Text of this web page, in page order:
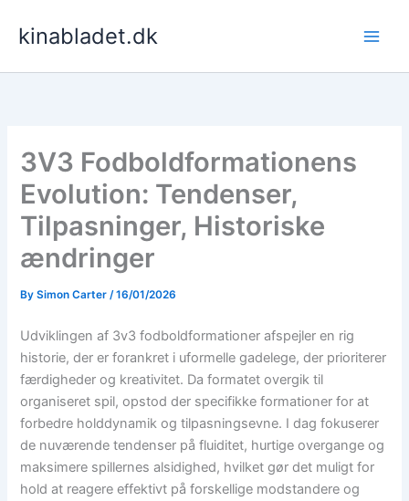
kinabladet.dk
3V3 Fodboldformationens
Evolution: Tendenser,
Tilpasninger, Historiske
ændringer
BySimon Carter/16/01/2026
Udviklingen af 3v3 fodboldformationer afspejler en rig
historie, der er forankret i uformelle gadelege, der prioriterer
færdigheder og kreativitet. Da formatet overgik til
organiseret spil, opstod der specifikke formationer for at
forbedre holddynamik og tilpasningsevne. I dag fokuserer
de nuværende tendenser på fluiditet, hurtige overgange og
maksimere spillernes alsidighed, hvilket gør det muligt for
hold at reagere effektivt på forskellige modstandere og